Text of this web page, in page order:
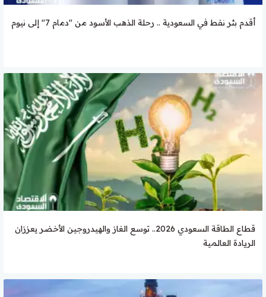
أقدم بئر نفط في السعودية .. رحلة الذهب الأسود من "دمام 7" إلى نيوم
قطاع الطاقة السعودي 2026.. توسع الغاز والهيدروجين الأخضر يعززان
الريادة العالمية